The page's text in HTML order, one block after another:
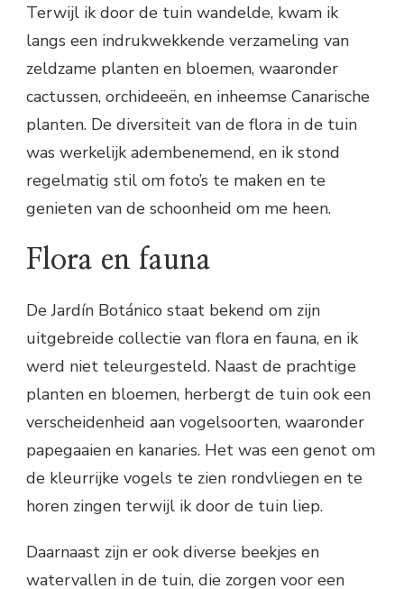
Terwijl ik door de tuin wandelde, kwam ik
langs een indrukwekkende verzameling van
zeldzame planten en bloemen, waaronder
cactussen, orchideeën, en inheemse Canarische
planten. De diversiteit van de flora in de tuin
was werkelijk adembenemend, en ik stond
regelmatig stil om foto’s te maken en te
genieten van de schoonheid om me heen.
Flora en fauna
De Jardín Botánico staat bekend om zijn
uitgebreide collectie van flora en fauna, en ik
werd niet teleurgesteld. Naast de prachtige
planten en bloemen, herbergt de tuin ook een
verscheidenheid aan vogelsoorten, waaronder
papegaaien en kanaries. Het was een genot om
de kleurrijke vogels te zien rondvliegen en te
horen zingen terwijl ik door de tuin liep.
Daarnaast zijn er ook diverse beekjes en
watervallen in de tuin, die zorgen voor een